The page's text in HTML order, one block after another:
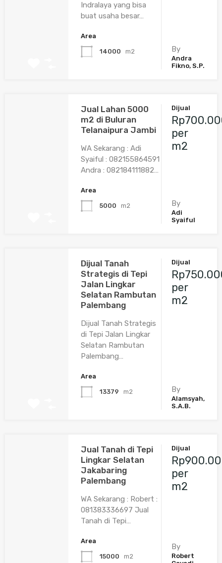
Indralaya yang bisa
buat usaha besar…
Area
14000 m2 By
Andra
Fikno, S.P.
Jual Lahan 5000
m2 di Buluran
Telanaipura Jambi
WA Sekarang : Adi
Syaiful : 082155864591
Andra : 082184111882…
Area
5000 m2
Dijual
per
m2
By
Adi
Syaiful
Dijual Tanah
Strategis di Tepi
Jalan Lingkar
Selatan Rambutan
Palembang
Dijual Tanah Strategis
di Tepi Jalan Lingkar
Selatan Rambutan
Palembang…
Area
13379 m2
Dijual
per
m2
By
Alamsyah,
S.A.B.
Jual Tanah di Tepi
Lingkar Selatan
Jakabaring
Palembang
WA Sekarang : Robert :
081383336697 Jual
Tanah di Tepi…
Area
15000 m2
Dijual
per
m2
By
Robert